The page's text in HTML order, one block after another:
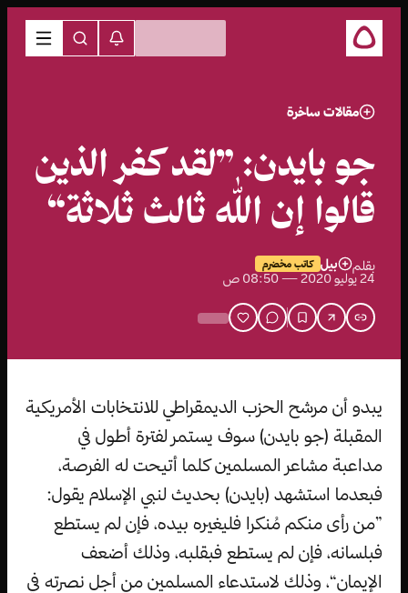
مقالات ساخرة
جو بايدن: ”لقد كفر الذين
قالوا إن الله ثالث ثلاثة“
بقلم بيل كاتب مخضرم
24 يوليو 2020 — 08:50 ص
يبدو أن مرشح الحزب الديمقراطي للانتخابات الأمريكية
المقبلة (جو بايدن) سوف يستمر لفترة أطول في
مداعبة مشاعر المسلمين كلما أتيحت له الفرصة،
فبعدما استشهد (بايدن) بحديث لنبي الإسلام يقول:
”من رأى منكم مُنكرا فليغيره بيده، فإن لم يستطع
فبلسانه، فإن لم يستطع فبقلبه، وذلك أضعف
الإيمان“، وذلك لاستدعاء المسلمين من أجل نصرته في